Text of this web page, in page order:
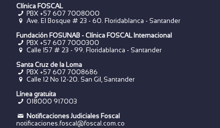
Clínica FOSCAL
PBX +57 607 7008000
Ave. El Bosque # 23 - 60. Floridablanca - Santander
Fundación FOSUNAB - Clínica FOSCAL Internacional
PBX +57 607 7000300
Calle 157 # 23 - 99. Floridablanca - Santander
Santa Cruz de la Loma
PBX +57 607 7008686
Calle 12 No 12-20. San Gil, Santander
Línea gratuita
018000 917003
Notificaciones Judiciales Foscal
notificaciones.foscal@foscal.com.co